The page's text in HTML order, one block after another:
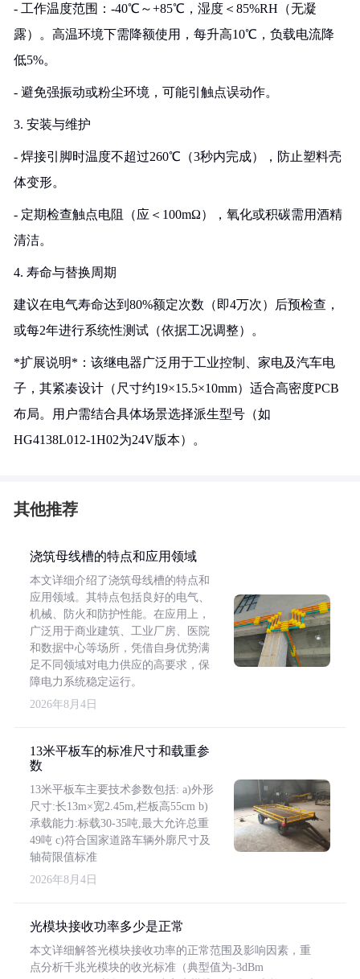
- 工作温度范围：-40℃～+85℃，湿度＜85%RH（无凝
露）。高温环境下需降额使用，每升高10℃，负载电流降
低5%。
- 避免强振动或粉尘环境，可能引触点误动作。
3. 安装与维护
- 焊接引脚时温度不超过260℃（3秒内完成），防止塑料壳
体变形。
- 定期检查触点电阻（应＜100mΩ），氧化或积碳需用酒精
清洁。
4. 寿命与替换周期
建议在电气寿命达到80%额定次数（即4万次）后预检查，
或每2年进行系统性测试（依据工况调整）。
*扩展说明*：该继电器广泛用于工业控制、家电及汽车电
子，其紧凑设计（尺寸约19×15.5×10mm）适合高密度PCB
布局。用户需结合具体场景选择派生型号（如
HG4138L012-1H02为24V版本）。
其他推荐
浇筑母线槽的特点和应用领域
本文详细介绍了浇筑母线槽的特点和
应用领域。其特点包括良好的电气、
机械、防火和防护性能。在应用上，
广泛用于商业建筑、工业厂房、医院
和数据中心等场所，凭借自身优势满
足不同领域对电力供应的高要求，保
障电力系统稳定运行。
2026年8月4日
13米平板车的标准尺寸和载重参
数
13米平板车主要技术参数包括: a)外形
尺寸:长13m×宽2.45m,栏板高55cm b)
承载能力:标载30-35吨,最大允许总重
49吨 c)符合国家道路车辆外廓尺寸及
轴荷限值标准
2026年8月4日
光模块接收功率多少是正常
本文详细解答光模块接收功率的正常范围及影响因素，重
点分析千兆光模块的收光标准（典型值为-3dBm